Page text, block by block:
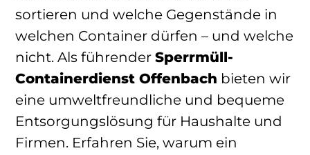
sortieren und welche Gegenstände in
welchen Container dürfen – und welche
nicht. Als führender Sperrmüll-
Containerdienst Offenbach bieten wir
eine umweltfreundliche und bequeme
Entsorgungslösung für Haushalte und
Firmen. Erfahren Sie, warum ein